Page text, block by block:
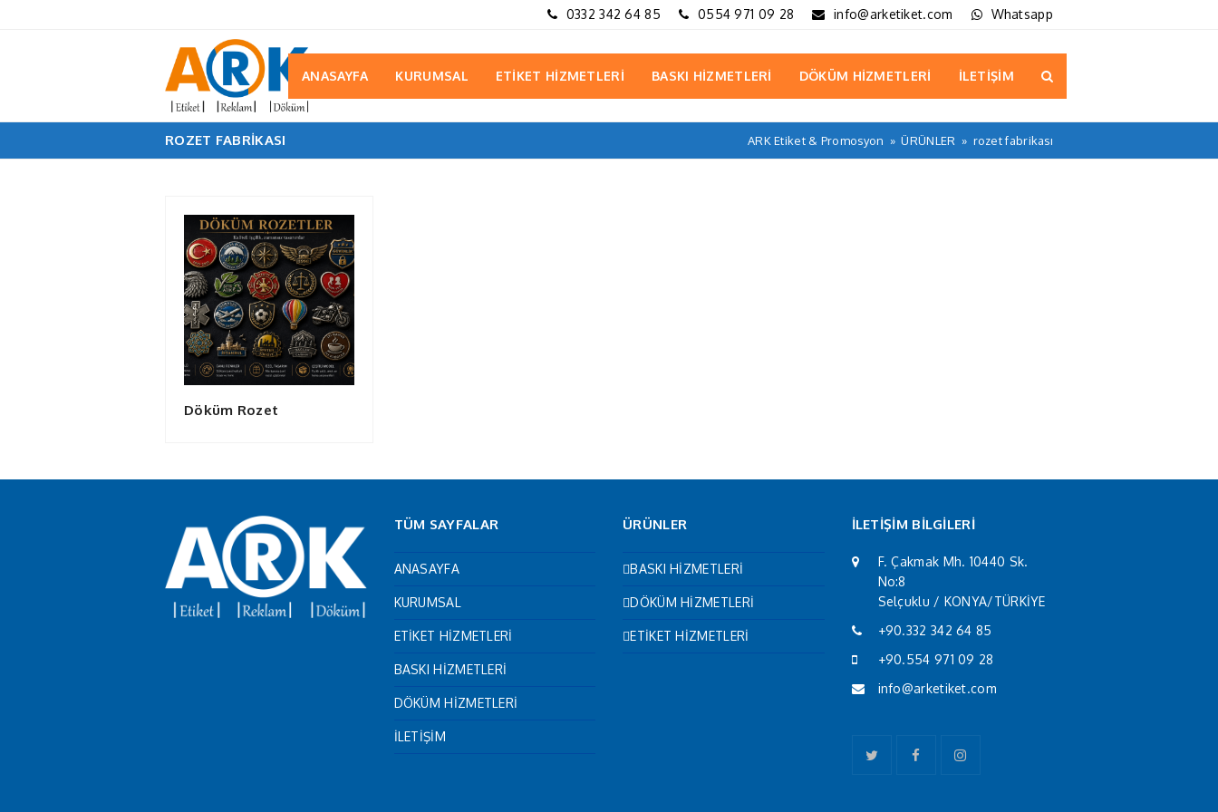
0332 342 64 85 0554 971 09 28 info@arketiket.com Whatsapp
ANASAYFA KURUMSAL ETİKET HİZMETLERİ BASKI HİZMETLERİ DÖKÜM HİZMETLERİ İLETİŞİM
ROZET FABRIKASI ARK Etiket & Promosyon » ÜRÜNLER » rozet fabrikası
Döküm Rozet
TÜM SAYFALAR
ANASAYFA
KURUMSAL
ETİKET HİZMETLERİ
BASKI HİZMETLERİ
DÖKÜM HİZMETLERİ
İLETİŞİM
ÜRÜNLER
BASKI HİZMETLERİ
DÖKÜM HİZMETLERİ
ETİKET HİZMETLERİ
İLETİŞİM BİLGİLERİ
F. Çakmak Mh. 10440 Sk.
No:8
Selçuklu / KONYA/TÜRKİYE
+90.332 342 64 85
+90.554 971 09 28
info@arketiket.com
TwitterFacebookInstagram